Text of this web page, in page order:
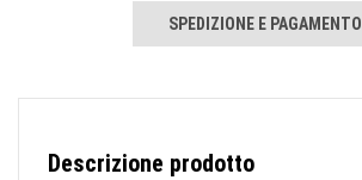
SPEDIZIONE E PAGAMENTO
Descrizione prodotto